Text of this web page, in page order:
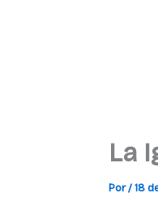
La
Por/18